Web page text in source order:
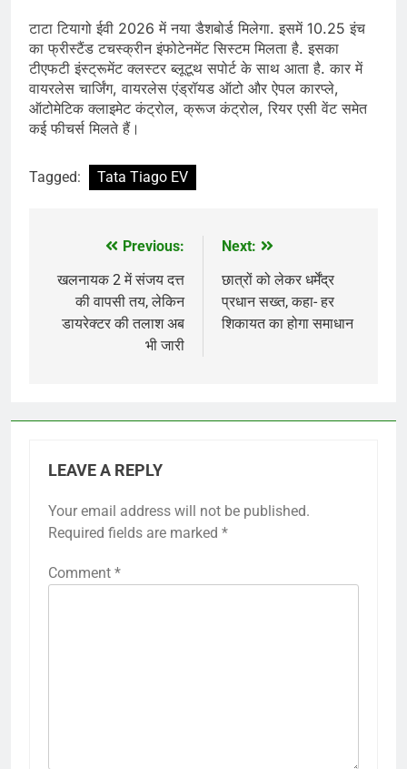
टाटा टियागो ईवी 2026 में नया डैशबोर्ड मिलेगा. इसमें 10.25 इंच
का फ्रीस्टैंड टचस्क्रीन इंफोटेनमेंट सिस्टम मिलता है. इसका
टीएफटी इंस्ट्रूमेंट क्लस्टर ब्लूटूथ सपोर्ट के साथ आता है. कार में
वायरलेस चार्जिंग, वायरलेस एंड्रॉयड ऑटो और ऐपल कारप्ले,
ऑटोमेटिक क्लाइमेट कंट्रोल, क्रूज कंट्रोल, रियर एसी वेंट समेत
कई फीचर्स मिलते हैं।
Tagged: Tata Tiago EV
navigation
Previous:
खलनायक 2 में संजय दत्त
की वापसी तय, लेकिन
डायरेक्टर की तलाश अब
भी जारी
Next:
छात्रों को लेकर धर्मेंद्र
प्रधान सख्त, कहा- हर
शिकायत का होगा समाधान
LEAVE A REPLY
Your email address will not be published.
Required fields are marked *
Comment *